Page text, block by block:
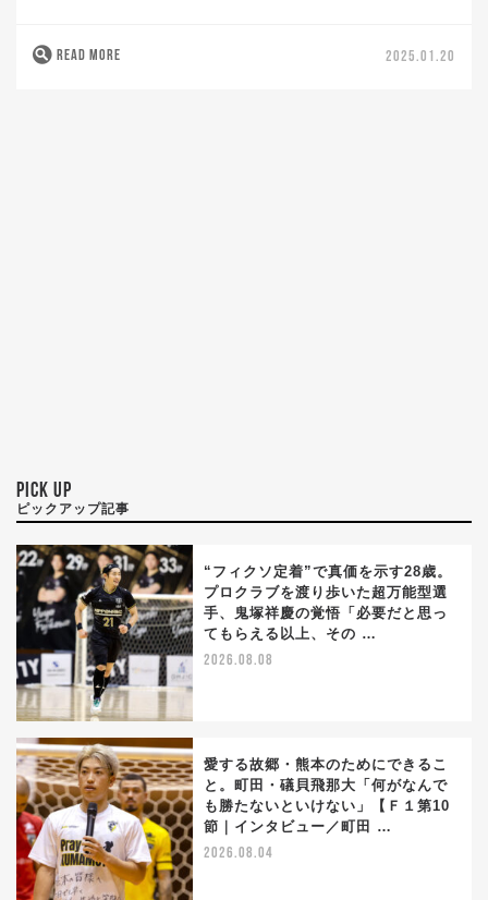
READ MORE 2025.01.20
PICK UP
ピックアップ記事
“フィクソ定着”で真価を示す28歳。
プロクラブを渡り歩いた超万能型選
手、鬼塚祥慶の覚悟「必要だと思っ
てもらえる以上、その …
2026.08.08
愛する故郷・熊本のためにできるこ
と。町田・礒貝飛那大「何がなんで
も勝たないといけない」【Ｆ１第10
節｜インタビュー／町田 …
2026.08.04